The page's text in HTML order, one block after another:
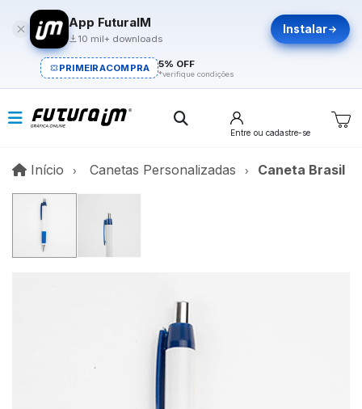
App FuturaIM
10 mil+ downloads
Instalar
PRIMEIRACOMPRA 5% OFF
*verifique condições
Entre ou cadastre-se
Início InícioCanetas Personalizadas Caneta Brasil